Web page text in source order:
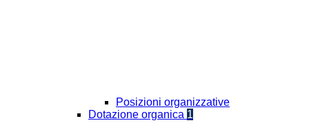
Posizioni organizzative
Dotazione organica 1